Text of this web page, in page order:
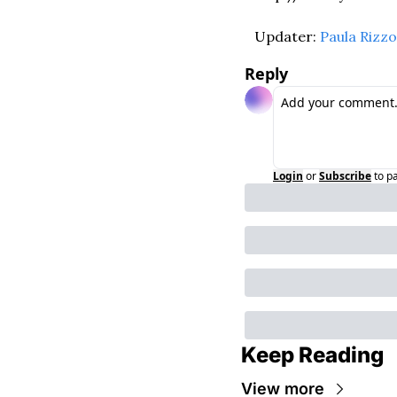
Updater: Paula Rizzo
Reply
Login orSubscribeto
Keep Reading
View more